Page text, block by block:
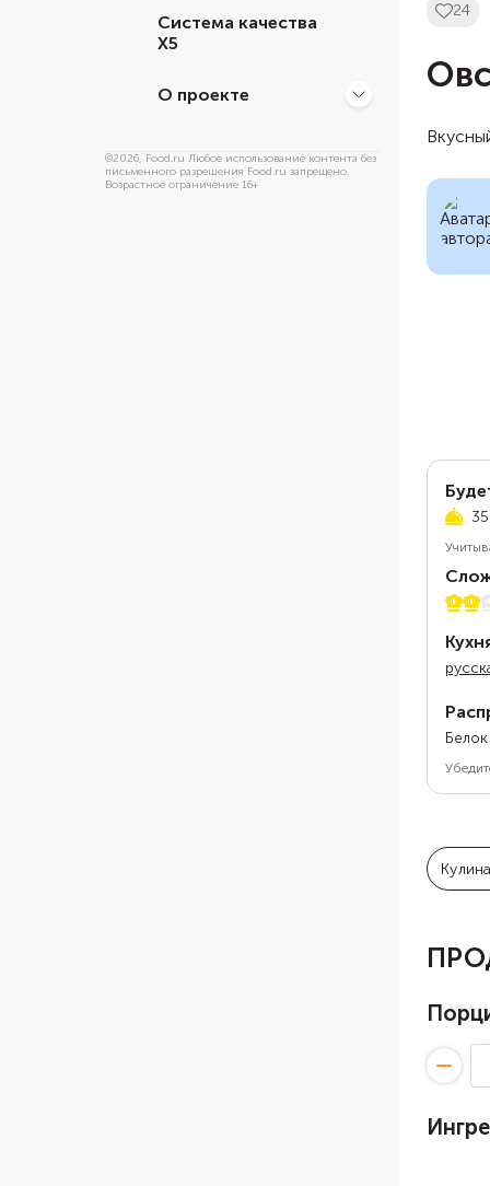
Система качества
Х5
О проекте
©2026, Food.ru Любое использование контента без
письменного разрешения Food.ru запрещено.
Возрастное ограничение 16+
24
2 из 5